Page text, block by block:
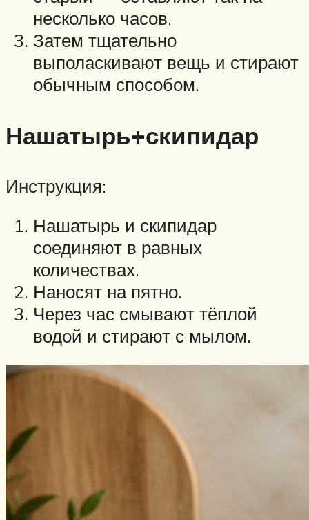
несколько часов.
Затем тщательно
выполаскивают вещь и стирают
обычным способом.
Нашатырь+скипидар
Инструкция:
Нашатырь и скипидар
соединяют в равных
количествах.
Наносят на пятно.
Через час смывают тёплой
водой и стирают с мылом.